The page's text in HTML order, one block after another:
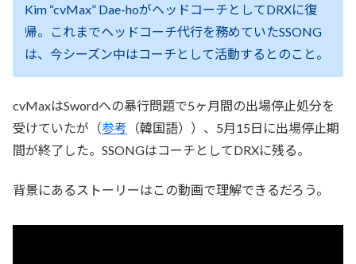
Kim “cvMax” Dae-hoがヘッドコーチとしてDRXに復
帰。これまでヘッドコーチ代行を務めていたSSONG
は、今シーズン中はコーチとして活動するとのこと。
cvMaxはSwordへの暴行問題で5ヶ月間の出場停止処分を
受けていたが（参考 （韓国語））、5月15日に出場停止期
間が終了した。SSONGはコーチとしてDRXに残る。
背景にあるストーリーはこの動画で理解できるだろう。